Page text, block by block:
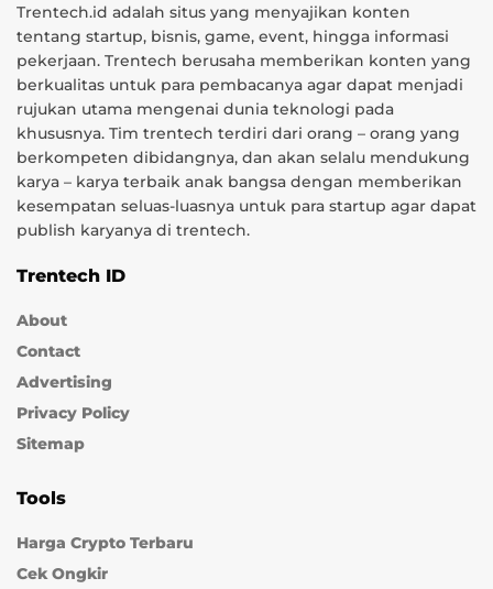
Trentech.id adalah situs yang menyajikan konten
tentang startup, bisnis, game, event, hingga informasi
pekerjaan. Trentech berusaha memberikan konten yang
berkualitas untuk para pembacanya agar dapat menjadi
rujukan utama mengenai dunia teknologi pada
khususnya. Tim trentech terdiri dari orang – orang yang
berkompeten dibidangnya, dan akan selalu mendukung
karya – karya terbaik anak bangsa dengan memberikan
kesempatan seluas-luasnya untuk para startup agar dapat
publish karyanya di trentech.
Trentech ID
About
Contact
Advertising
Privacy Policy
Sitemap
Tools
Harga Crypto Terbaru
Cek Ongkir